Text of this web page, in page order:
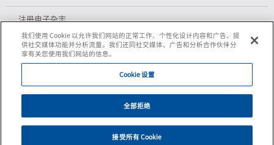
注册电子杂志
隐私政策
使用条件
2026SHIMA SEIKI MFG., LTD.
我们使用 Cookie 以允许我们网站的正常工作、个性化设计内容和广告、提
供社交媒体功能并分析流量。我们还同社交媒体、广告和分析合作伙伴分
享有关您使用我们网站的信息。
Cookie 设置
全部拒绝
接受所有 Cookie